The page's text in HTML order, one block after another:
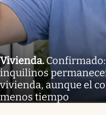
Vivienda.
inquilinos
vivienda, aunque el
menos tiempo